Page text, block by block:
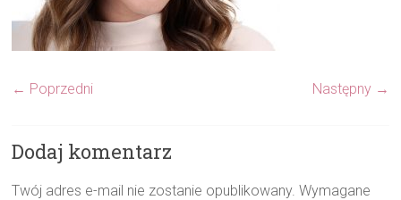
← Poprzedni Następny →
Dodaj komentarz
Twój adres e-mail nie zostanie opublikowany. Wymagane